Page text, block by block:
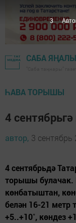
САБА
ҺАВА ТОРЫШЫ
4
автор, 3 сентябрь
4 сентябрьдә
торышы булачак.
көнбатыштан,
белән 16-21 метр
+5..+10˚, көндез
3